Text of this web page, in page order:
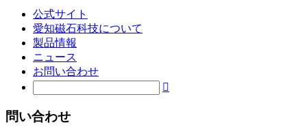
公式サイト
愛知磁石科技について
製品情報
ニュース
お問い合わせ

問い合わせ